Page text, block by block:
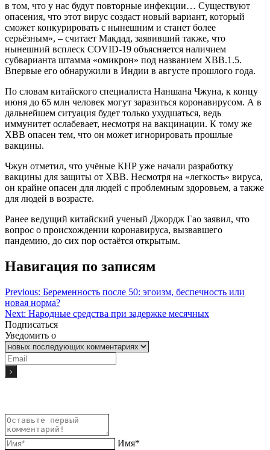
в том, что у нас будут повторные инфекции… Существуют
опасения, что этот вирус создаст новый вариант, который
сможет конкурировать с нынешним и станет более
серьёзным», – считает Макдад, заявивший также, что
нынешний всплеск COVID-19 объясняется наличием
субварианта штамма «омикрон» под названием ХВВ.1.5.
Впервые его обнаружили в Индии в августе прошлого года.
По словам китайского специалиста Наншана Чжуна, к концу
июня до 65 млн человек могут заразиться коронавирусом. А в
дальнейшем ситуация будет только ухудшаться, ведь
иммунитет ослабевает, несмотря на вакцинации. К тому же
ХВВ опасен тем, что он может игнорировать прошлые
вакцины.
Чжун отметил, что учёные КНР уже начали разработку
вакцины для защиты от ХВВ. Несмотря на «легкость» вируса,
он крайне опасен для людей с проблемным здоровьем, а также
для людей в возрасте.
Ранее ведущий китайский ученый Джордж Гао заявил, что
вопрос о происхождении коронавируса, вызвавшего
пандемию, до сих пор остаётся открытым.
Навигация по записям
Previous: Беременность после 50: эгоизм, беспечность или
новая норма?
Next: Народные средства при задержке месячных
Подписаться
Уведомить о
Имя*